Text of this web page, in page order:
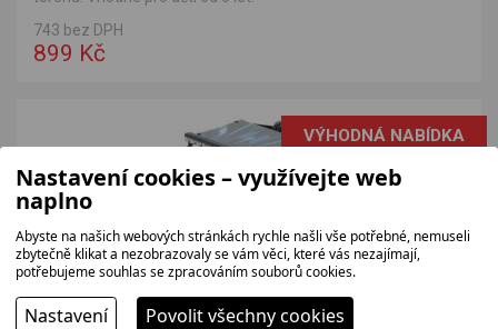
743 bez DPH
899 Kč
VÝHODNÁ NABÍDKA
Nastavení cookies – využívejte web
naplno
Abyste na našich webových stránkách rychle našli vše potřebné, nemuseli
zbytečně klikat a nezobrazovaly se vám věci, které vás nezajímají,
potřebujeme souhlas se zpracováním souborů cookies.
Nastavení Povolit všechny cookies